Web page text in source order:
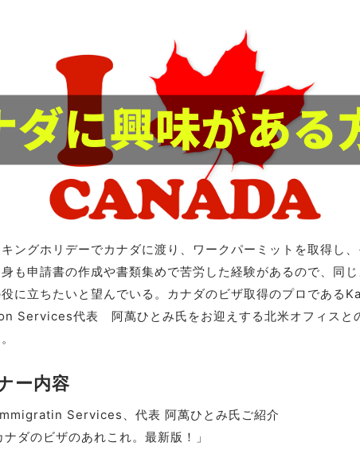
ングホリデーでカナダに渡り、ワークパーミットを取得し
も申請書の作成や書類集めで苦労した経験があるので、同
に立ちたいと望んでいる。カナダのビザ取得のプロである
Services代表 阿萬ひとみ氏をお迎えする北米オフィスと
ー内容
Services、代表 阿萬ひとみ氏ご紹介
ダのビザのあれこれ。最新版！」